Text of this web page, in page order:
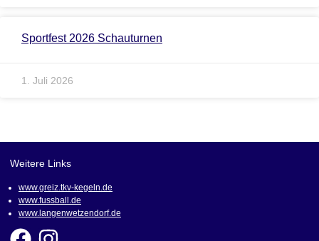
Sportfest 2026 Schauturnen
1. Juli 2026
Weitere Links
www.greiz.tkv-kegeln.de
www.fussball.de
www.langenwetzendorf.de